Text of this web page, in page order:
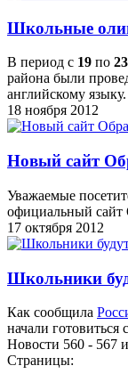
Школьные
В период с 19 по
района были
английскому языку.
18 ноября 2012
Новый сайт
Уважаемые
официальный сайт
17 октября 2012
Школьники
Как сообщила
начали
Новости 560 - 567
Страницы: